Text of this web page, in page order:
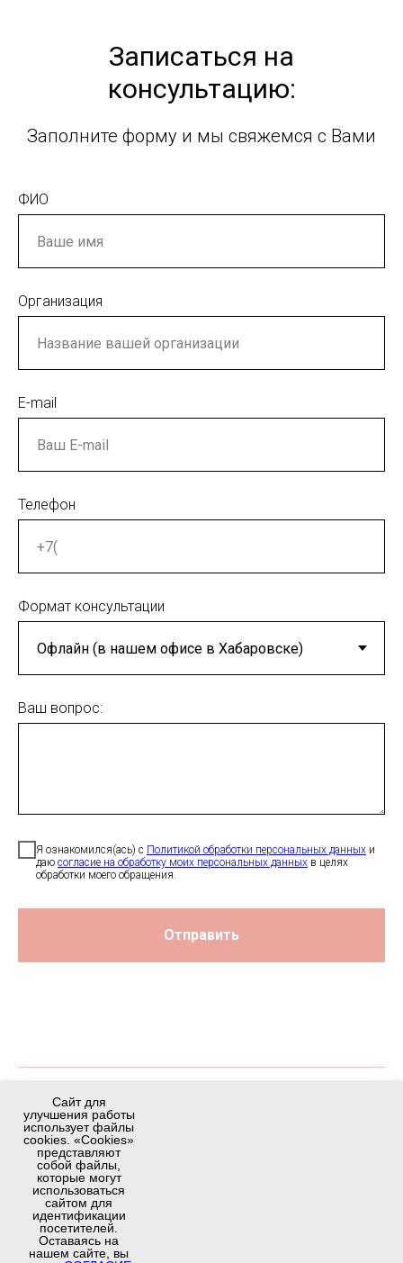
Сайт для
улучшения работы
использует файлы
cookies. «Cookies»
представляют
собой файлы,
которые могут
использоваться
сайтом для
идентификации
посетителей.
Оставаясь на
нашем сайте, вы
Записаться на
консультацию:
Заполните форму и мы свяжемся с Вами
ФИО
Организация
E-mail
Телефон
Формат консультации
Ваш вопрос:
Я ознакомился(ась) с Политикой обработки персональных данных и
даю согласие на обработку моих персональных данных в целях
обработки моего обращения.
Отправить
Сайт для
улучшения работы
использует файлы
cookies. «Cookies»
представляют
собой файлы,
которые могут
использоваться
сайтом для
идентификации
посетителей.
Оставаясь на
нашем сайте, вы
УСЛУГИ
Проектирование
Организация
Поддержка
КОНТАКТЫ
+7 (4212) 615-333